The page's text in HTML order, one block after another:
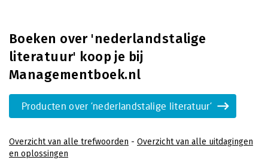
Boeken over 'nederlandstalige
literatuur' koop je bij
Managementboek.nl
Producten over 'nederlandstalige literatuur'
Overzicht van alle trefwoorden - Overzicht van alle uitdagingen
en oplossingen